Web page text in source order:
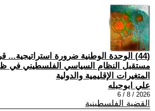
(44) الوحدة الوطنية ضرورة استراتيجية...
مستقبل النظام السياسي الفلسطيني في
المتغيرات الإقليمية والدولية
علي ابوحبله
2026 / 8 / 6
القضية الفلسطينية